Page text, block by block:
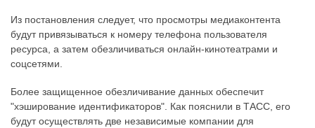
Из постановления следует, что просмотры медиаконтента
будут привязываться к номеру телефона пользователя
ресурса, а затем обезличиваться онлайн-кинотеатрами и
соцсетями.
Более защищенное обезличивание данных обеспечит
"хэширование идентификаторов". Как пояснили в ТАСС, его
будут осуществлять две независимые компании для